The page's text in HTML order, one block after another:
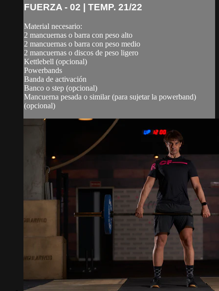
FUERZA - 02 | TEMP. 21/22
Material necesario:
2 mancuernas o barra con peso alto
2 mancuernas o barra con peso medio
2 mancuernas o discos de peso ligero
Kettlebell (opcional)
Powerbands
Banda de activación
Banco o step (opcional)
Mancuerna pesada o similar (para sujetar la powerband)
(opcional)